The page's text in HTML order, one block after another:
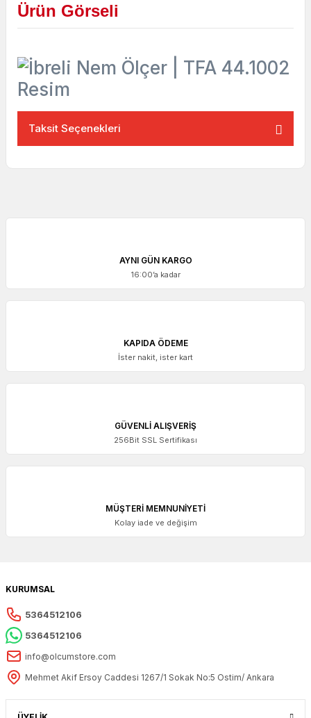
Ürün Görseli
Taksit Seçenekleri
AYNI GÜN KARGO
16:00’a kadar
KAPIDA ÖDEME
İster nakit, ister kart
GÜVENLİ ALIŞVERİŞ
256Bit SSL Sertifikası
MÜŞTERİ MEMNUNİYETİ
Kolay iade ve değişim
KURUMSAL
5364512106
5364512106
info@olcumstore.com
Mehmet Akif Ersoy Caddesi 1267/1 Sokak No:5 Ostim/ Ankara